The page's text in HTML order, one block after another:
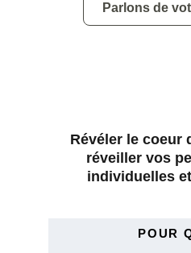
Parlons de
Révéler le coeur
réveiller vos
individuelles
POUR